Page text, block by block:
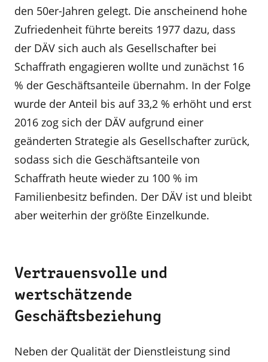
den 50er-­Jahren gelegt. Die anscheinend hohe
Zufriedenheit führte bereits 1977 dazu, dass
der DÄV sich auch als Gesellschafter bei
Schaffrath engagieren wollte und zunächst 16
% der Geschäftsanteile übernahm. In der Folge
wurde der Anteil bis auf 33,2 % erhöht und erst
2016 zog sich der DÄV aufgrund einer
geänderten Strategie als Ge­sellschafter zurück,
sodass sich die Geschäftsanteile von
Schaffrath heute wieder zu 100 % im
Familienbe­sitz befinden. Der DÄV ist und bleibt
aber weiterhin der größte Einzelkunde.
Vertrauensvolle und
wertschätzende
Geschäftsbeziehung
Neben der Qualität der Dienstleistung sind